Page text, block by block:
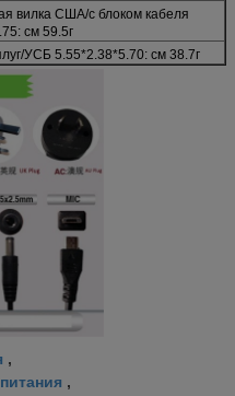
вилка США/с блоком кабеля
см 59.5г
УСБ 5.55*2.38*5.70: см 38.7г
,
,